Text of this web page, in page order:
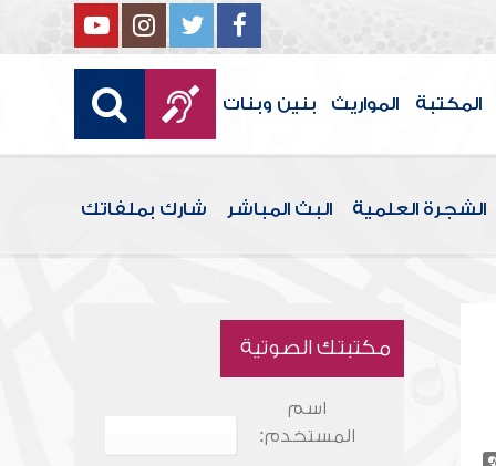
المكتبة المواريث بنين وبنات
الشجرة العلمية البث المباشر شارك بملفاتك
مكتبتك الصوتية
اسم
المستخدم: